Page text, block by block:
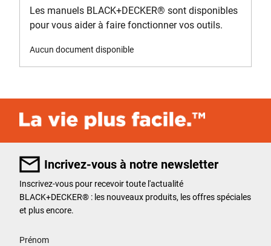
Les manuels BLACK+DECKER® sont disponibles
pour vous aider à faire fonctionner vos outils.
Aucun document disponible
Incrivez-vous à notre newsletter
Inscrivez-vous pour recevoir toute l'actualité
BLACK+DECKER® : les nouveaux produits, les offres spéciales
et plus encore.
Prénom